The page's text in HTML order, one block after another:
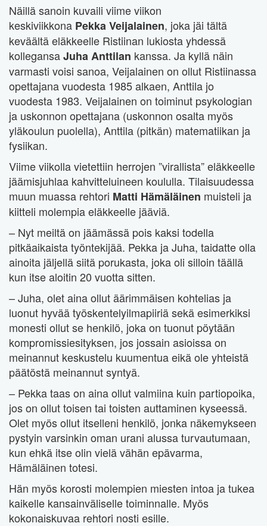
Näillä sanoin kuvaili viime viikon
keskiviikkona Pekka Veijalainen, joka jäi tältä
keväältä eläkkeelle Ristiinan lukiosta yhdessä
kollegansaJuha Anttilan kanssa. Ja kyllä näin
varmasti voisi sanoa, Veijalainen on ollut Ristiinassa
opettajana vuodesta 1985 alkaen, Anttila jo
vuodesta 1983. Veijalainen on toiminut psykologian
ja uskonnon opettajana (uskonnon osalta myös
yläkoulun puolella), Anttila (pitkän) matematiikan ja
fysiikan.
Viime viikolla vietettiin herrojen ”virallista” eläkkeelle
jäämisjuhlaa kahvitteluineen koululla. Tilaisuudessa
muun muassa rehtori Matti Hämäläinen muisteli ja
kiitteli molempia eläkkeelle jääviä.
– Nyt meiltä on jäämässä pois kaksi todella
pitkäaikaista työntekijää. Pekka ja Juha, taidatte olla
ainoita jäljellä siitä porukasta, joka oli silloin täällä
kun itse aloitin 20 vuotta sitten.
– Juha, olet aina ollut äärimmäisen kohtelias ja
luonut hyvää työskentelyilmapiiriä sekä esimerkiksi
monesti ollut se henkilö, joka on tuonut pöytään
kompromissiesityksen, jos jossain asioissa on
meinannut keskustelu kuumentua eikä ole yhteistä
päätöstä meinannut syntyä.
– Pekka taas on aina ollut valmiina kuin partiopoika,
jos on ollut toisen tai toisten auttaminen kyseessä.
Olet myös ollut itselleni henkilö, jonka näkemykseen
pystyin varsinkin oman urani alussa turvautumaan,
kun ehkä itse olin vielä vähän epävarma,
Hämäläinen totesi.
Hän myös korosti molempien miesten intoa ja tukea
kaikelle kansainväliselle toiminnalle. Myös
kokonaiskuvaa rehtori nosti esille.